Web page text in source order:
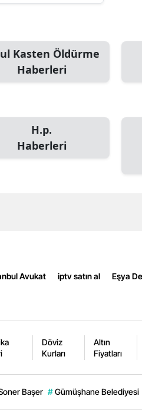
Kasten Öldürme
Haberleri
H.p.
Haberleri
Avukat iptv satın al Eşya
Döviz
Kurları
Altın
Fiyatları
Başer # Gümüşhane Belediyesi